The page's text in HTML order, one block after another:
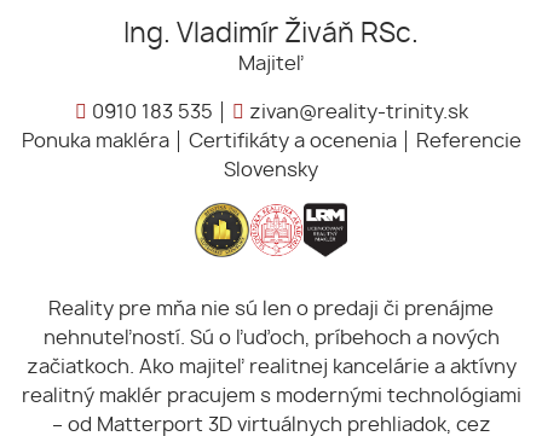
Ing. Vladimír Živáň RSc.
Majiteľ
0910 183 535
zivan@reality-trinity.sk
Ponuka makléra
Certifikáty a ocenenia
Referencie
Slovensky
Reality pre mňa nie sú len o predaji či prenájme
nehnuteľností. Sú o ľuďoch, príbehoch a nových
začiatkoch. Ako majiteľ realitnej kancelárie a aktívny
realitný maklér pracujem s modernými technológiami
– od Matterport 3D virtuálnych prehliadok, cez